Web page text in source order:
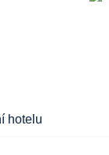
hotelu